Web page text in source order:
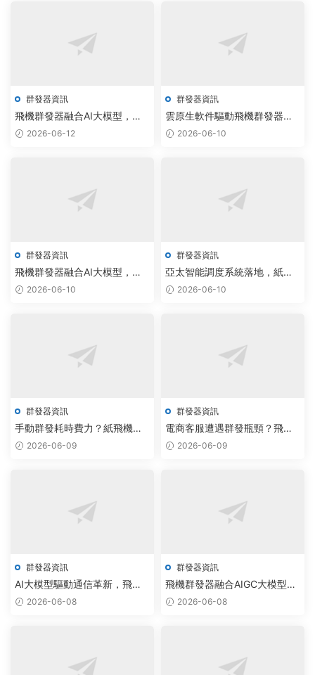
群發器資訊
飛機群發器融合AI大模型，
Telegram機器人報價智能升級
2026-06-12
群發器資訊
雲原生軟件驅動飛機群發器，
大模型賦能電報批量群發實現
2026-06-10
群發器資訊
飛機群發器融合AI大模型，驅
動電報加群系統決策效率提升
2026-06-10
群發器資訊
亞太智能調度系統落地，紙飛
機協議工具驅動通信效率新突
2026-06-10
群發器資訊
手動群發耗時費力？紙飛機群
發機器人采購引爆智能調度新
2026-06-09
群發器資訊
電商客服遭遇群發瓶頸？飛機
群發器用大模型實現一鍵智能
2026-06-09
群發器資訊
AI大模型驅動通信革新，飛機
群發器與電報拉人軟件免費版
2026-06-08
群發器資訊
飛機群發器融合AIGC大模型，
實現通訊效率300%躍升
2026-06-08